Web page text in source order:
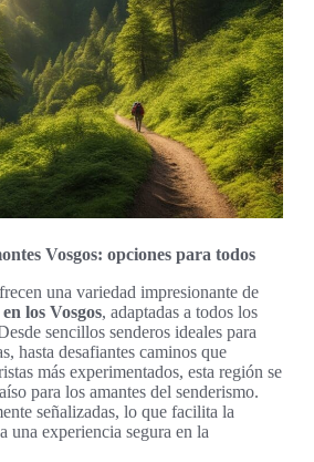
Vosgos: opciones para todos
una variedad impresionante de
los Vosgos, adaptadas a todos los
sencillos senderos ideales para
hasta desafiantes caminos que
más experimentados, esta región se
para los amantes del senderismo.
señalizadas, lo que facilita la
una experiencia segura en la